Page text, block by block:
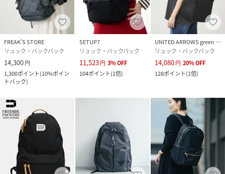
FREAK’S STORE
リュック・バックパック
14,300円
1,300ポイント(10%ポイン
トバック)
SETUP7
リュック・バックパック
11,523円 3%OFF
104ポイント(1倍)
UNITED ARROWS green label relaxing
リュック・バックパック
14,080円 20%OFF
128ポイント(1倍)